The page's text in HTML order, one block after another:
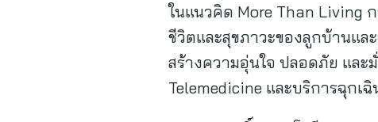
ในแนวคิด More Than Living
ชีวิตและสุขภาวะของลูกบ้านแล
สร้างความอุ่นใจ ปลอดภัย และ
Telemedicine และบริการฉุกเ